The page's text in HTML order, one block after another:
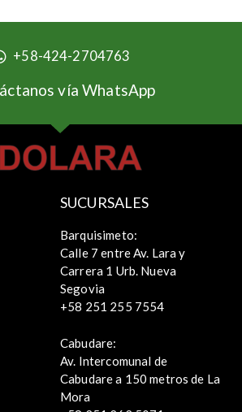
+58-424-2704763
vía WhatsApp
SUCURSALES
Barquisimeto:
Calle 7 entre Av. Lara y
Carrera 1 Urb. Nueva
Segovia
+58 251 255 7554
Cabudare:
Av. Intercomunal de
Cabudare a 150 metros de La
Mora